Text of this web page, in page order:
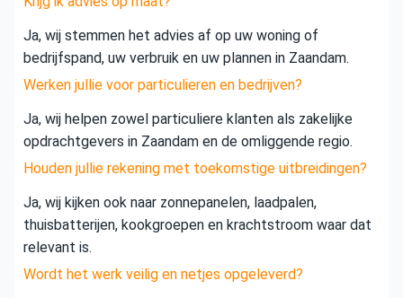
Ja, wij stemmen het advies af op uw woning of
bedrijfspand, uw verbruik en uw plannen in Zaandam.
Werken jullie voor particulieren en bedrijven?
Ja, wij helpen zowel particuliere klanten als zakelijke
opdrachtgevers in Zaandam en de omliggende regio.
Houden jullie rekening met toekomstige uitbreidingen?
Ja, wij kijken ook naar zonnepanelen, laadpalen,
thuisbatterijen, kookgroepen en krachtstroom waar dat
relevant is.
Wordt het werk veilig en netjes opgeleverd?